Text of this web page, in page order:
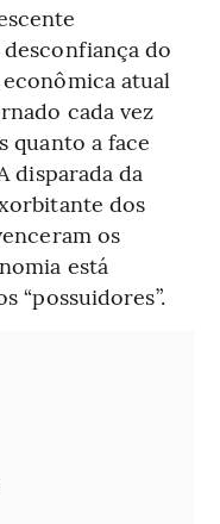
do
atual
cada vez
quanto a face
disparada da
dos
os
está
“possuidores”.